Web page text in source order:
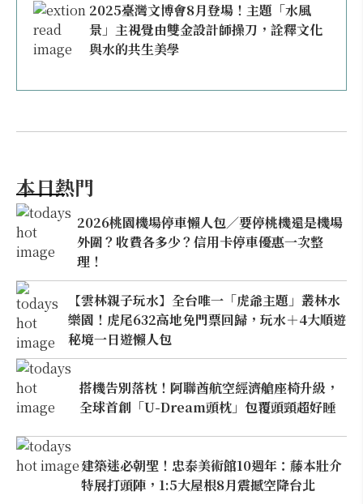
2025臺灣文博會8月登場！主題「水風
景」主視覺由雙金設計師操刀，詮釋文化
與水的共生美學
本日熱門
2026桃園機場停車懶人包／要停桃機還是機場
外圍？收費各多少？信用卡停車優惠一次整
理！
【雲林親子玩水】全台唯一「虎爺主題」叢林水
樂園！虎尾632高地免門票回歸，玩水＋4大順遊
秘境一日遊懶人包
搭機告別落枕！阿聯酋航空經濟艙座椅升級，
全球首創「U-Dream頭枕」包覆頭頸超好睡
建築迷必朝聖！忠泰美術館10週年：藤本壯介
特展打頭陣，1:5大屋根8月震撼空降台北